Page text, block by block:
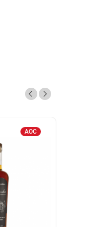
AOC